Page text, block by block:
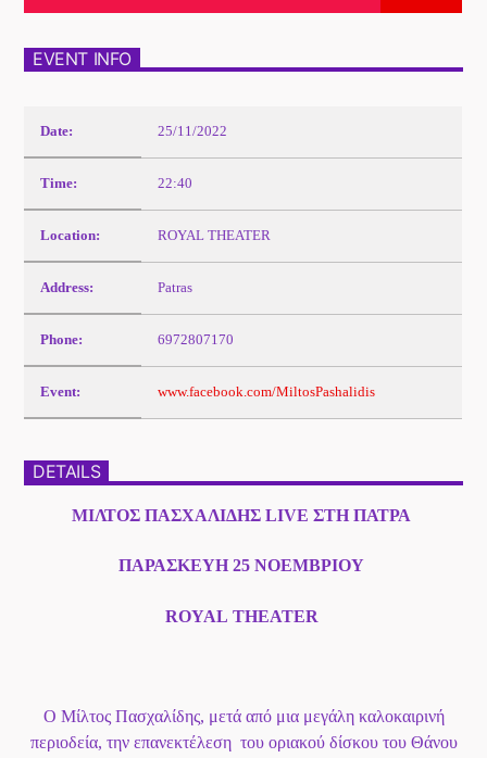
EVENT INFO
Date: 25/11/2022
Time: 22:40
Location: ROYAL THEATER
Address: Patras
Phone: 6972807170
Event: www.facebook.com/MiltosPashalidis
DETAILS
ΜΙΛΤΟΣ ΠΑΣΧΑΛΙΔΗΣ LIVE ΣΤΗ ΠΑΤΡΑ
ΠΑΡΑΣΚΕΥΗ 25 ΝΟΕΜΒΡΙΟΥ
ROYAL THEATER
Ο Μίλτος Πασχαλίδης, μετά από μια μεγάλη καλοκαιρινή
περιοδεία, την επανεκτέλεση του οριακού δίσκου του Θάνου